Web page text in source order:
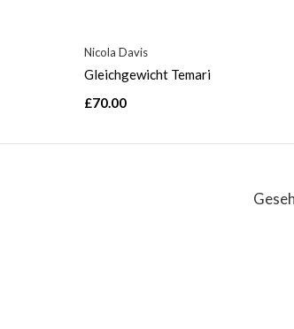
Nicola Davis
Gleichgewicht Temari
£70.00